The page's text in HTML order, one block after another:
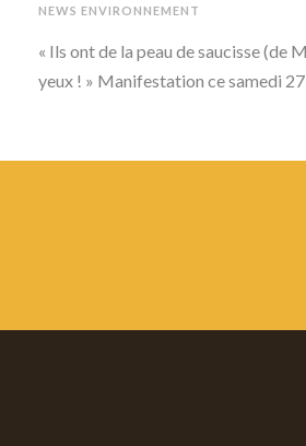
NEWS ENVIRONNEMENT
« Ils ont de la peau de saucisse (de
yeux ! » Manifestation ce samedi